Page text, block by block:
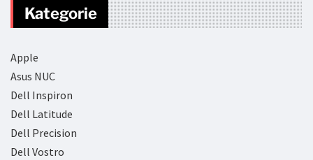
Kategorie
Apple
Asus NUC
Dell Inspiron
Dell Latitude
Dell Precision
Dell Vostro